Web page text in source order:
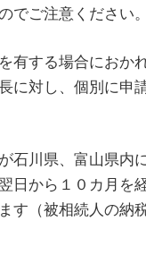
でご注意ください。
有する場合におか
に対し、個別に申
石川県、富山県
から１０カ月を
す（被相続人の納